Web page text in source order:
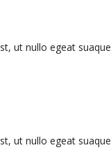
ut nullo egeat suaque
ut nullo egeat suaque